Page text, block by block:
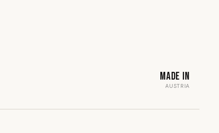
Made in
AUSTRIA